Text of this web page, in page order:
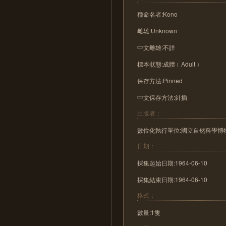
種命名者:Kono
雌雄:Unknown
中文雌雄:不詳
標本狀態:成體﹝Adult﹞
保存方法:Pinned
中文保存方法:針插
出版者：
數位化執行單位:國立自然科學
日期：
採集起始日期:1964-06-10
採集結束日期:1964-06-10
格式：
數量:1隻